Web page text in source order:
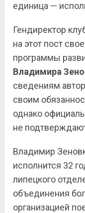
единица —
Гендиректор
на этот пост
программы
Владимира
сведениям
своим
однако
не
Владимир
исполнится 32
липецкого
объединения
организацией